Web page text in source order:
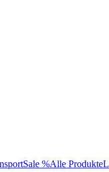
Sale %Alle Produkte